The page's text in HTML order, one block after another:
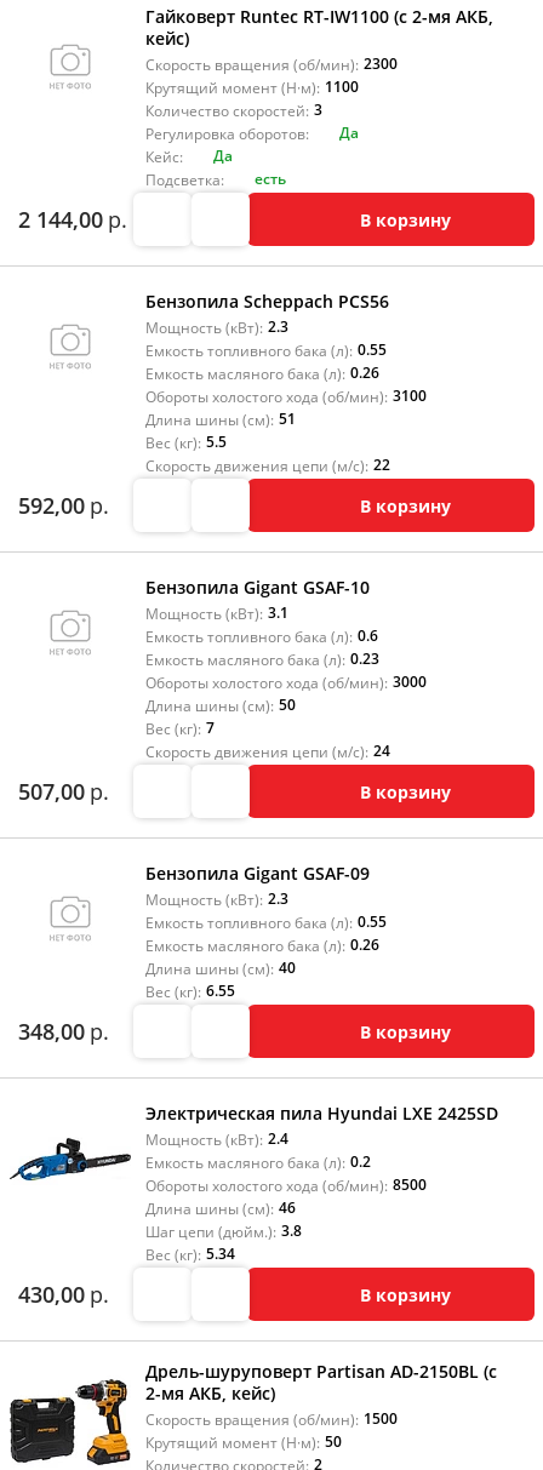
Гайковерт Runtec RT-IW1100 (с 2-мя АКБ,
кейс)
Скорость вращения (об/мин): 2300
Крутящий момент (Н·м): 1100
Количество скоростей: 3
Регулировка оборотов:
Да
Кейс:
Да
Подсветка:
есть
2 144,00 р. В корзину
Бензопила Scheppach PCS56
Мощность (кВт): 2.3
Емкость топливного бака (л): 0.55
Емкость масляного бака (л): 0.26
Обороты холостого хода (об/мин): 3100
Длина шины (см): 51
Вес (кг): 5.5
Скорость движения цепи (м/с): 22
592,00 р. В корзину
Бензопила Gigant GSAF-10
Мощность (кВт): 3.1
Емкость топливного бака (л): 0.6
Емкость масляного бака (л): 0.23
Обороты холостого хода (об/мин): 3000
Длина шины (см): 50
Вес (кг): 7
Скорость движения цепи (м/с): 24
507,00 р. В корзину
Бензопила Gigant GSAF-09
Мощность (кВт): 2.3
Емкость топливного бака (л): 0.55
Емкость масляного бака (л): 0.26
Длина шины (см): 40
Вес (кг): 6.55
348,00 р. В корзину
Электрическая пила Hyundai LXE 2425SD
Мощность (кВт): 2.4
Емкость масляного бака (л): 0.2
Обороты холостого хода (об/мин): 8500
Длина шины (см): 46
Шаг цепи (дюйм.): 3.8
Вес (кг): 5.34
430,00 р. В корзину
Дрель-шуруповерт Partisan AD-2150BL (с
2-мя АКБ, кейс)
Скорость вращения (об/мин): 1500
Крутящий момент (Н·м): 50
Количество скоростей: 2